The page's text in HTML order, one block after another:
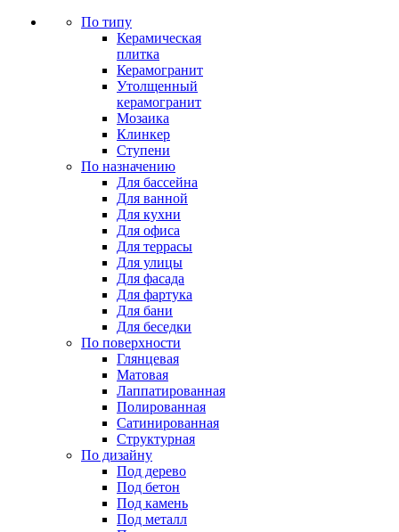
По типу
Керамическая
плитка
Керамогранит
Утолщенный
керамогранит
Мозаика
Клинкер
Ступени
По назначению
Для бассейна
Для ванной
Для кухни
Для офиса
Для террасы
Для улицы
Для фасада
Для фартука
Для бани
Для беседки
По поверхности
Глянцевая
Матовая
Лаппатированная
Полированная
Сатинированная
Структурная
По дизайну
Под дерево
Под бетон
Под камень
Под металл